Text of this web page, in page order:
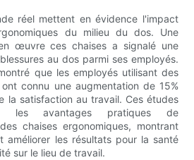
réel mettent en évidence l'impact
du milieu du dos. Une
œuvre ces chaises a signalé une
au dos parmi ses employés.
que les employés utilisant des
connu une augmentation de 15%
la satisfaction au travail. Ces études
les avantages pratiques de
chaises ergonomiques, montrant
améliorer les résultats pour la santé
sur le lieu de travail.